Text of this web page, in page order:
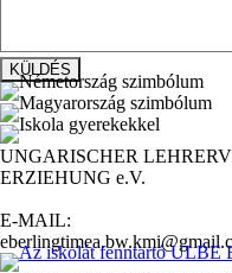
UNGARISCHER
ERZIEHUNG e.V.
E-MAIL: